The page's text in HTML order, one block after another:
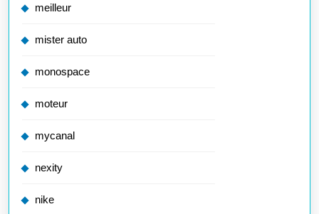
meilleur
mister auto
monospace
moteur
mycanal
nexity
nike